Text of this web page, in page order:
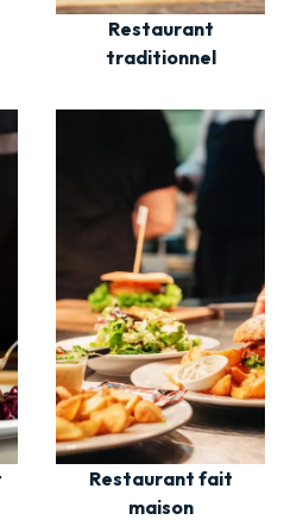
Restaurant
traditionnel
Restaurant fait
maison